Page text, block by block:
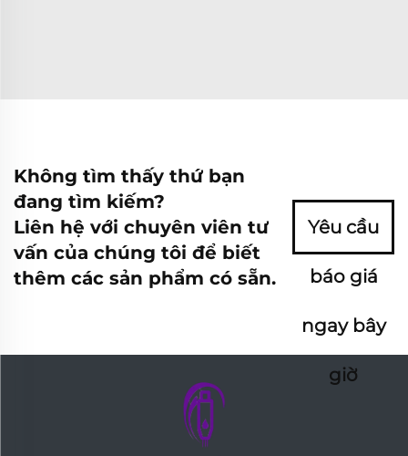
Không tìm thấy thứ bạn
đang tìm kiếm?
Liên hệ với chuyên viên tư
vấn của chúng tôi để biết
thêm các sản phẩm có sẵn.
Yêu cầu
báo giá
ngay bây
giờ